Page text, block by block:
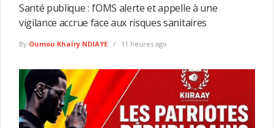
Santé publique : l’OMS alerte et appelle à une
vigilance accrue face aux risques sanitaires
By Oumou Khaïry NDIAYE 11 heures ago